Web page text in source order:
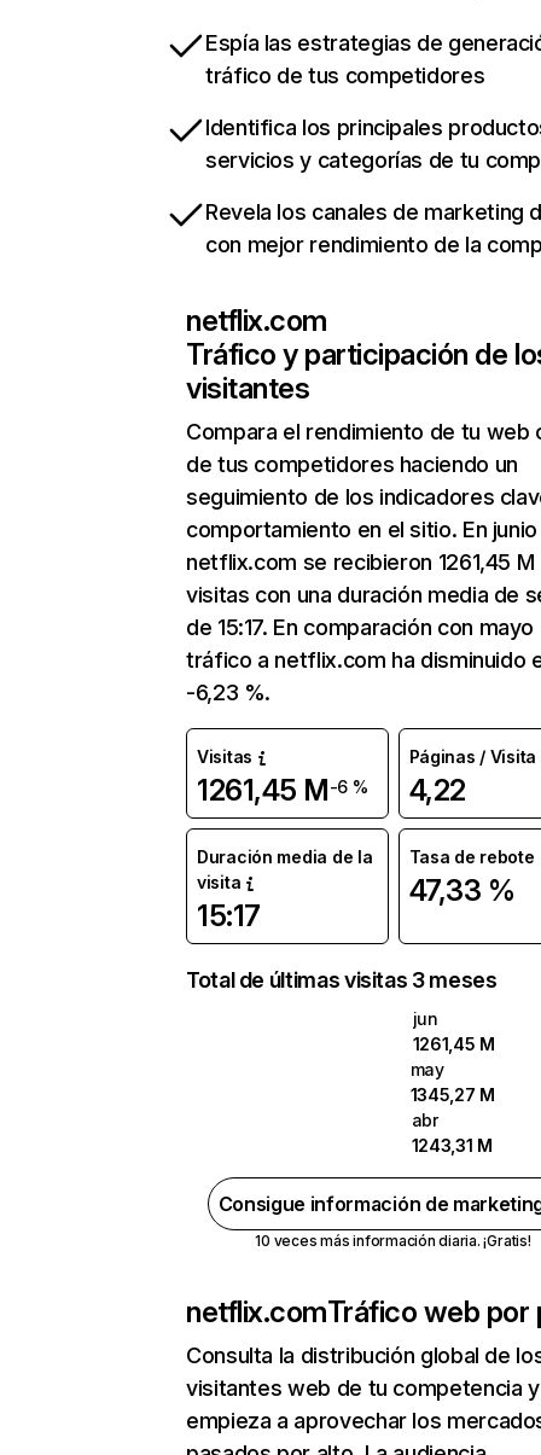
Espía las estrategias de
tráfico de tus competidores
Identifica los principales
servicios y categorías de tu
Revela los canales de marketing
con mejor rendimiento de la
netflix.com
Tráfico y participación de
visitantes
Compara el rendimiento de tu web
de tus competidores haciendo un
seguimiento de los indicadores
comportamiento en el sitio. En junio
netflix.com se recibieron 1261,45 M
visitas con una duración media de
de 15:17. En comparación con mayo
tráfico a netflix.com ha disminuido
-6,23 %.
Visitas
1261,45 M-6 %
Páginas / Visita
4,22
Duración media de la
visita
15:17
Tasa de rebote
47,33 %
Total de últimas visitas 3 meses
jun
1261,45 M
may
1345,27 M
abr
1243,31 M
Consigue información de
10 veces más información diaria. ¡Gratis!
netflix.comTráfico web por
Consulta la distribución global de
visitantes web de tu competencia y
empieza a aprovechar los